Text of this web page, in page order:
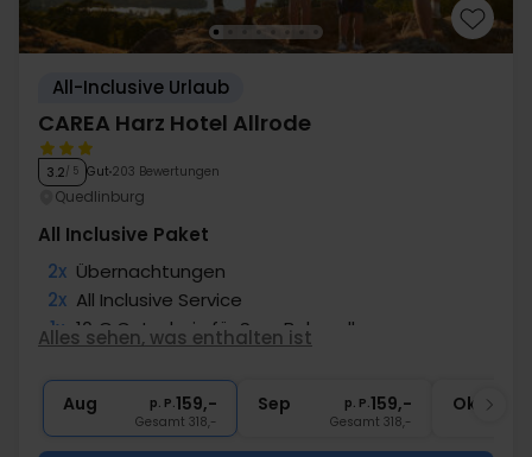
All-Inclusive Urlaub
CAREA Harz Hotel Allrode
3.2/ 5 Gut 203 Bewertungen
Quedlinburg
All Inclusive Paket
2x Übernachtungen
2x All Inclusive Service
1x 10 € Gutschein für Spa-Behandlungen
∞ Gratis Nutzung des Wellnessbereichs
Alles sehen, was enthalten ist
Aug p. P.159,-
Gesamt 318,-
Sep p. P.159,-
Gesamt 318,-
Okt